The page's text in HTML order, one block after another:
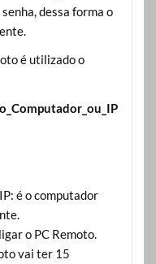
dessa forma o
é utilizado o
é o computador
o PC Remoto.
vai ter 15